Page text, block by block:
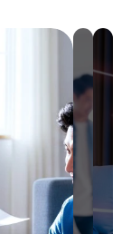
5
Bulan,
Nikmatin
Bulan
Internetan
Bayar 5
Bulan
menikmati
6 Bulan